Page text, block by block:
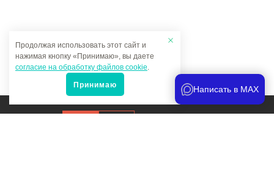
Продвижение сайта
Продолжая использовать этот сайт и
нажимая кнопку «Принимаю», вы даете
согласие на обработку файлов cookie.
Принимаю Написать в MAX